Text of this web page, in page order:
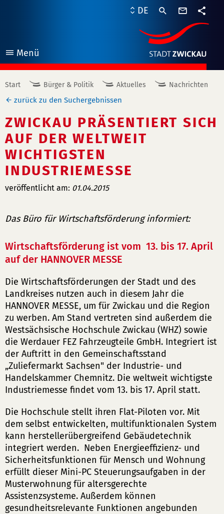
Menü
öffnen
DE
Start Bürger & Politik Aktuelles Nachrichten
zurück zu den Suchergebnissen
ZWICKAU PRÄSENTIERT SICH
AUF DER WELTWEIT
WICHTIGSTEN
INDUSTRIEMESSE
veröffentlicht am: 01.04.2015
Das Büro für Wirtschaftsförderung informiert:
Wirtschaftsförderung ist vom 13. bis 17. April
auf der HANNOVER MESSE
Die Wirtschaftsförderungen der Stadt und des
Landkreises nutzen auch in diesem Jahr die
HANNOVER MESSE, um für Zwickau und die Region
zu werben. Am Stand vertreten sind außerdem die
Westsächsische Hochschule Zwickau (WHZ) sowie
die Werdauer FEZ Fahrzeugteile GmbH. Integriert ist
der Auftritt in den Gemeinschaftsstand
„Zuliefermarkt Sachsen" der Industrie- und
Handelskammer Chemnitz. Die weltweit wichtigste
Industriemesse findet vom 13. bis 17. April statt.
Die Hochschule stellt ihren Flat-Piloten vor. Mit
dem selbst entwickelten, multifunktionalen System
kann herstellerübergreifend Gebäudetechnik
integriert werden. Neben Energieeffizienz- und
Sicherheitsfunktionen für Mensch und Wohnung
erfüllt dieser Mini-PC Steuerungsaufgaben in der
Musterwohnung für altersgerechte
Assistenzsysteme. Außerdem können
gesundheitsrelevante Funktionen angebunden